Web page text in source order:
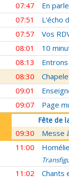
07:47 En
07:51 L'écho
07:57 Vos
08:01 10
08:13
08:30
09:01
09:07 Page
Fête de
09:30
Messe
11:00
11:02 Chants